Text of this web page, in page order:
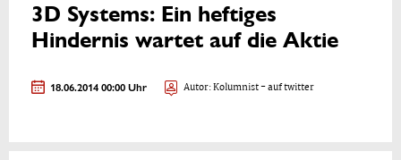
3D Systems: Ein heftiges
Hindernis wartet auf die Aktie
18.06.2014 00:00 Uhr Autor:Kolumnist- auf twitter